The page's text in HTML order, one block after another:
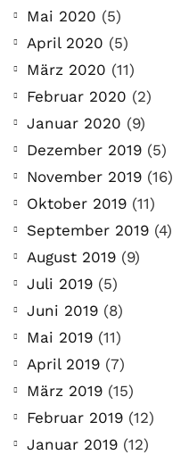
Mai 2020 (5)
April 2020 (5)
März 2020 (11)
Februar 2020 (2)
Januar 2020 (9)
Dezember 2019 (5)
November 2019 (16)
Oktober 2019 (11)
September 2019 (4)
August 2019 (9)
Juli 2019 (5)
Juni 2019 (8)
Mai 2019 (11)
April 2019 (7)
März 2019 (15)
Februar 2019 (12)
Januar 2019 (12)